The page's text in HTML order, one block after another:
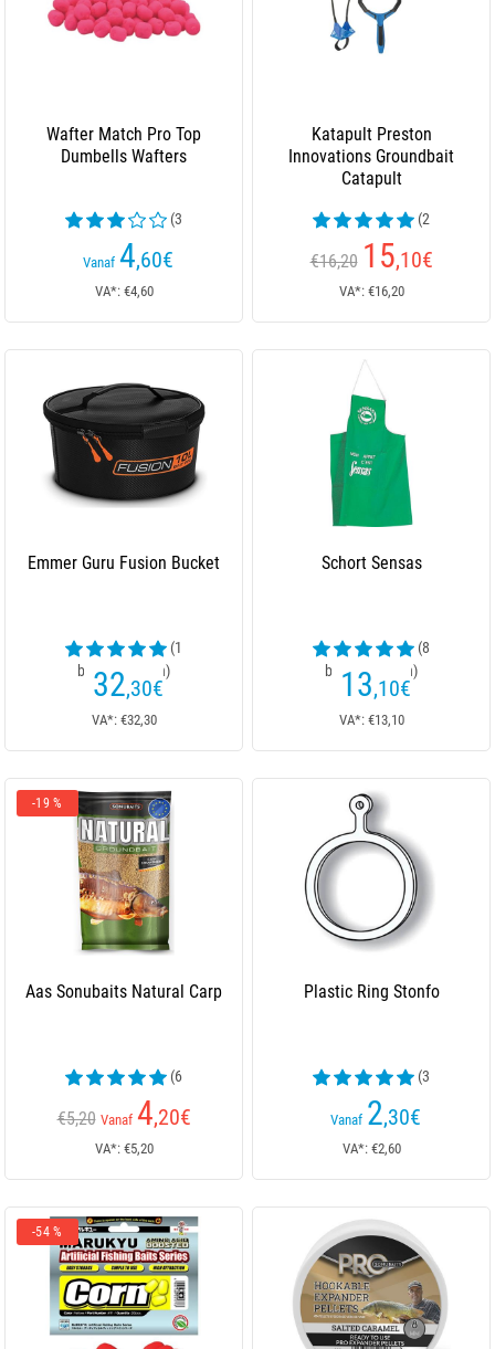
Wafter Match Pro Top
Dumbells Wafters
(3
beoordelingen)
Vanaf 4,60€
VA*: €4,60
Katapult Preston
Innovations Groundbait
Catapult
(2
beoordelingen)
€16,20 15,10€
VA*: €16,20
Emmer Guru Fusion Bucket
(1
beoordelingen)
32,30€
VA*: €32,30
Schort Sensas
(8
beoordelingen)
13,10€
VA*: €13,10
-19 %
Aas Sonubaits Natural Carp
(6
beoordelingen)
€5,20 Vanaf 4,20€
VA*: €5,20
Plastic Ring Stonfo
(3
beoordelingen)
Vanaf 2,30€
VA*: €2,60
-54 %